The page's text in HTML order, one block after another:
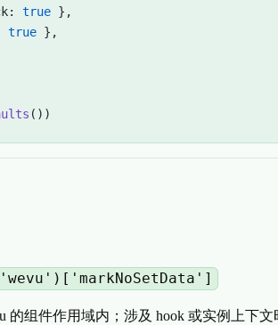
true },
true },
())
的组件作用域内；涉及 hook 或实例上下